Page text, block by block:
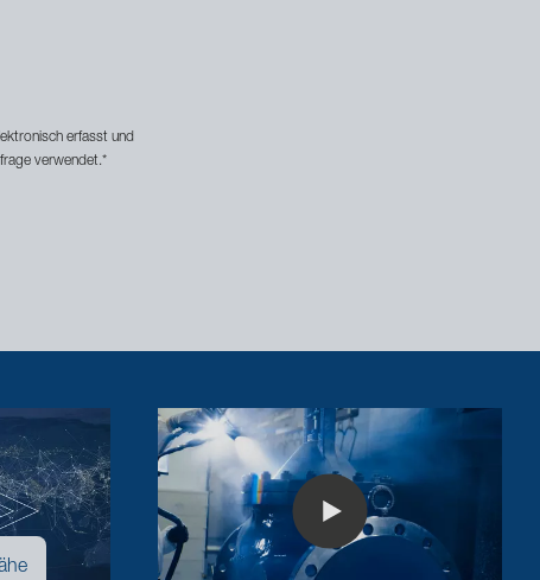
erfasst und
verwendet.*